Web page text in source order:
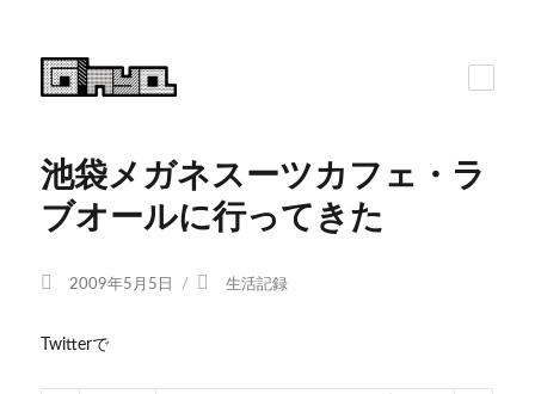
池袋メガネスーツカフェ・ラ
ブオールに行ってきた
投
2009年5月5日
カ
生活記録
Twitterで